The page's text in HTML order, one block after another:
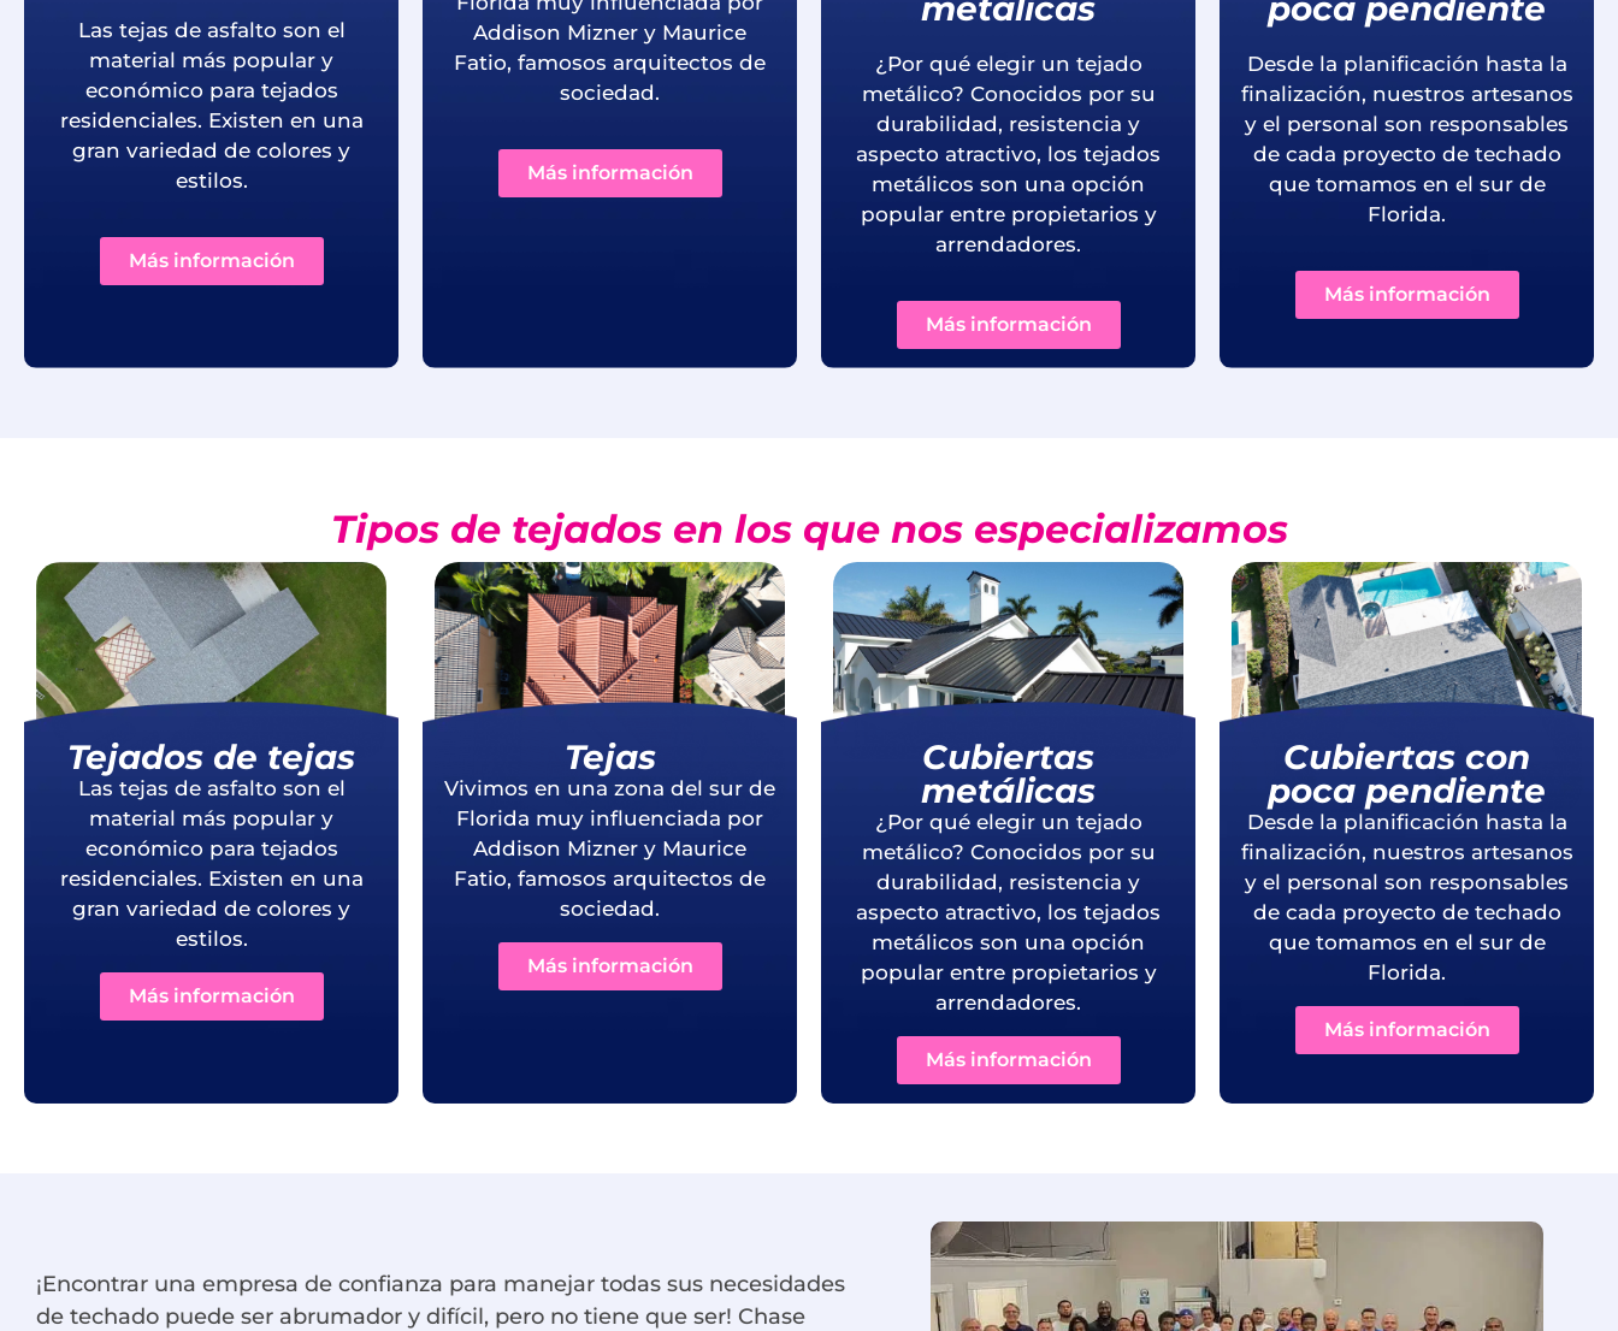
Las tejas de asfalto son el
material más popular y
económico para tejados
residenciales. Existen en una
gran variedad de colores y
estilos.
Más información
Addison Mizner y Maurice
Fatio, famosos arquitectos de
sociedad.
Más información
¿Por qué elegir un tejado
metálico? Conocidos por su
durabilidad, resistencia y
aspecto atractivo, los tejados
metálicos son una opción
popular entre propietarios y
arrendadores.
Más información
Desde la planificación hasta la
finalización, nuestros artesanos
y el personal son responsables
de cada proyecto de techado
que tomamos en el sur de
Florida.
Más información
Tipos de tejados en los que nos especializamos
Tejados de tejas
Las tejas de asfalto son el
material más popular y
económico para tejados
residenciales. Existen en una
gran variedad de colores y
estilos.
Más información
Tejas
Vivimos en una zona del sur de
Florida muy influenciada por
Addison Mizner y Maurice
Fatio, famosos arquitectos de
sociedad.
Más información
Cubiertas
metálicas
¿Por qué elegir un tejado
metálico? Conocidos por su
durabilidad, resistencia y
aspecto atractivo, los tejados
metálicos son una opción
popular entre propietarios y
arrendadores.
Más información
Cubiertas con
poca pendiente
Desde la planificación hasta la
finalización, nuestros artesanos
y el personal son responsables
de cada proyecto de techado
que tomamos en el sur de
Florida.
Más información
¡Encontrar una empresa de confianza para manejar todas sus necesidades
de techado puede ser abrumador y difícil, pero no tiene que ser! Chase